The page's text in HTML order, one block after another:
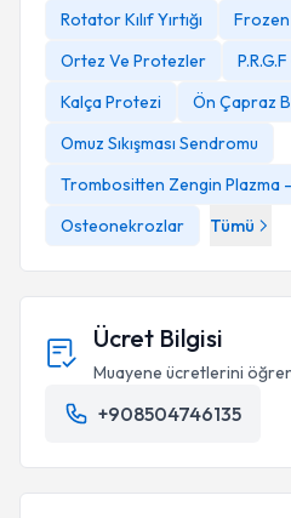
Rotator Kılıf Yırtığı
Ortez Ve Protezler
Kalça Protezi
Ön Çapraz
Omuz Sıkışması Sendromu
Trombositten Zengin Plazma -
Osteonekrozlar
Tümü
Ücret Bilgisi
Muayene ücretlerini
+908504746135